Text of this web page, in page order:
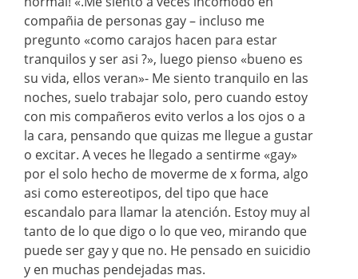
compañia de personas gay – incluso me
pregunto «como carajos hacen para estar
tranquilos y ser asi ?», luego pienso «bueno es
su vida, ellos veran»- Me siento tranquilo en las
noches, suelo trabajar solo, pero cuando estoy
con mis compañeros evito verlos a los ojos o a
la cara, pensando que quizas me llegue a gustar
o excitar. A veces he llegado a sentirme «gay»
por el solo hecho de moverme de x forma, algo
asi como estereotipos, del tipo que hace
escandalo para llamar la atención. Estoy muy al
tanto de lo que digo o lo que veo, mirando que
puede ser gay y que no. He pensado en suicidio
y en muchas pendejadas mas.